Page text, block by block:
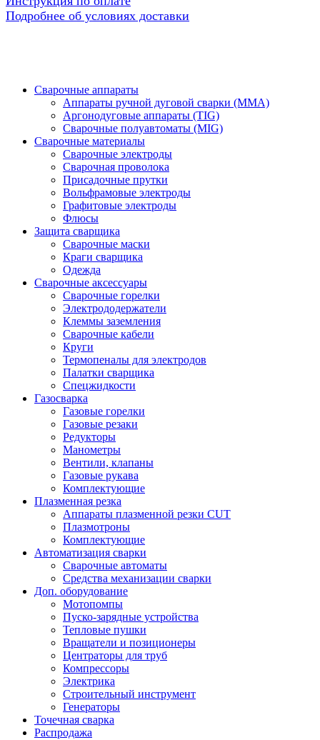
Подробнее об условиях доставки
Сварочные аппараты
Аппараты ручной дуговой сварки (MMA)
Аргонодуговые аппараты (TIG)
Сварочные полуавтоматы (MIG)
Сварочные материалы
Сварочные электроды
Сварочная проволока
Присадочные прутки
Вольфрамовые электроды
Графитовые электроды
Флюсы
Защита сварщика
Сварочные маски
Краги сварщика
Одежда
Сварочные аксессуары
Сварочные горелки
Электрододержатели
Клеммы заземления
Сварочные кабели
Круги
Термопеналы для электродов
Палатки сварщика
Спецжидкости
Газосварка
Газовые горелки
Газовые резаки
Редукторы
Манометры
Вентили, клапаны
Газовые рукава
Комплектующие
Плазменная резка
Аппараты плазменной резки CUT
Плазмотроны
Комплектующие
Автоматизация сварки
Сварочные автоматы
Средства механизации сварки
Доп. оборудование
Мотопомпы
Пуско-зарядные устройства
Тепловые пушки
Вращатели и позиционеры
Центраторы для труб
Компрессоры
Электрика
Строительный инструмент
Генераторы
Точечная сварка
Распродажа